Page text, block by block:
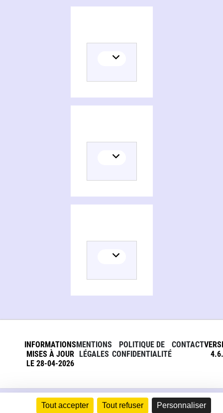
Tout accepter Tout refuser Personnaliser
INFORMATIONS
MISES À JOUR
LE 28-04-2026
MENTIONS
LÉGALES
POLITIQUE DE
CONFIDENTIALITÉ
CONTACT